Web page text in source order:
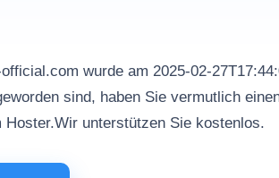
wurde am 2025-02-
sind, haben Sie vermutlich
Hoster.Wir unterstützen Sie kostenlos.